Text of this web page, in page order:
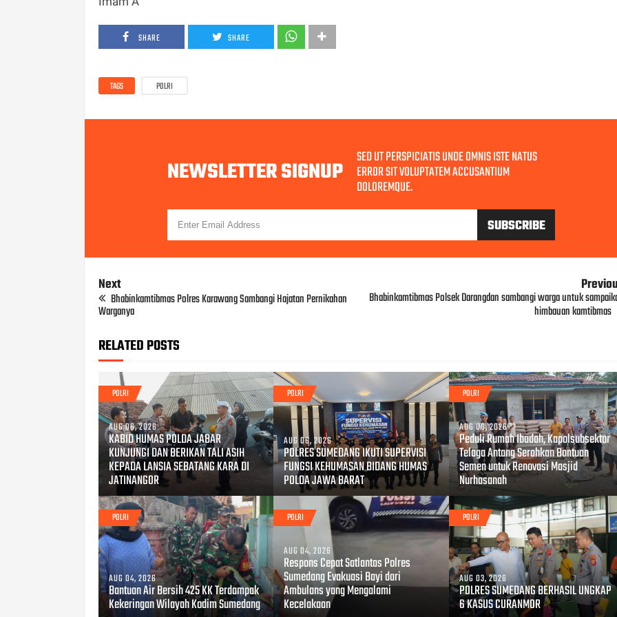
SHARE SHARE
TAGS POLRI
NEWSLETTER SIGNUP SED UT PERSPICIATIS UNDE OMNIS ISTE NATUS
ERROR SIT VOLUPTATEM ACCUSANTIUM
DOLOREMQUE.
Next
Bhabinkamtibmas Polres Karawang Sambangi Hajatan Pernikahan
Warganya
Bhabinkamtibmas Polsek Darangdan sambangi warga untuk
himbauan kamtibmas
RELATED POSTS
POLRI
AUG 06, 2026
KABID HUMAS POLDA JABAR
KUNJUNGI DAN BERIKAN TALI ASIH
KEPADA LANSIA SEBATANG KARA DI
JATINANGOR
POLRI
AUG 06, 2026
POLRES SUMEDANG IKUTI SUPERVISI
FUNGSI KEHUMASAN BIDANG HUMAS
POLDA JAWA BARAT
POLRI
AUG 06, 2026
Peduli Rumah Ibadah, Kapolsubsektor
Telaga Antang Serahkan Bantuan
Semen untuk Renovasi Masjid
Nurhasanah
POLRI
AUG 04, 2026
Bantuan Air Bersih 425 KK Terdampak
Kekeringan Wilayah Kodim Sumedang
POLRI
AUG 04, 2026
Respons Cepat Satlantas Polres
Sumedang Evakuasi Bayi dari
Ambulans yang Mengalami
Kecelakaan
POLRI
AUG 03, 2026
POLRES SUMEDANG BERHASIL UNGKAP
6 KASUS CURANMOR